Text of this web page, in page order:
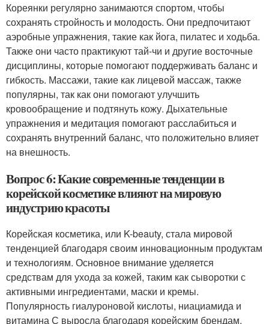
Кореянки регулярно занимаются спортом, чтобы
сохранять стройность и молодость. Они предпочитают
аэробные упражнения, такие как йога, пилатес и ходьба.
Также они часто практикуют тай-чи и другие восточные
дисциплины, которые помогают поддерживать баланс и
гибкость. Массажи, такие как лицевой массаж, также
популярны, так как они помогают улучшить
кровообращение и подтянуть кожу. Дыхательные
упражнения и медитация помогают расслабиться и
сохранять внутренний баланс, что положительно влияет
на внешность.
Вопрос 6: Какие современные тенденции в
корейской косметике влияют на мировую
индустрию красоты
Корейская косметика, или K-beauty, стала мировой
тенденцией благодаря своим инновационным продуктам
и технологиям. Основное внимание уделяется
средствам для ухода за кожей, таким как сыворотки с
активными ингредиентами, маски и кремы.
Популярность гиалуроновой кислоты, ниациамида и
витамина С выросла благодаря корейским брендам.